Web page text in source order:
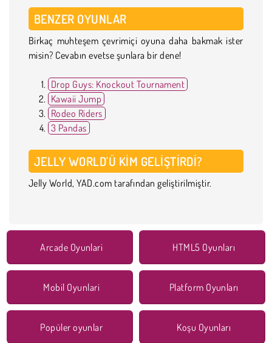
BENZER OYUNLAR
Birkaç muhteşem çevrimiçi oyuna daha bakmak ister
misin? Cevabın evetse şunlara bir dene!
Drop Guys: Knockout Tournament
Kawaii Jump
Rodeo Riders
3 Pandas
JELLY WORLD'Ü KIM GELIŞTIRDI?
Jelly World, YAD.com tarafından geliştirilmiştir.
Arcade Oyunlari HTML5 Oyunları
Mobil Oyunlari Platform Oyunları
Popüler oyunlar Koşu Oyunları